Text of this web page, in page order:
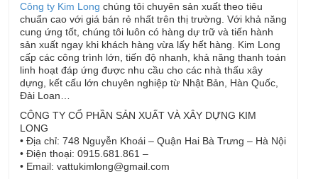
Công ty Kim Long chúng tôi chuyên sản xuất theo tiêu
chuẩn cao với giá bán rẻ nhất trên thị trường. Với khả năng
cung ứng tốt, chúng tôi luôn có hàng dự trữ và tiến hành
sản xuất ngay khi khách hàng vừa lấy hết hàng. Kim Long
cấp các công trình lớn, tiến độ nhanh, khả năng thanh toán
linh hoạt đáp ứng được nhu cầu cho các nhà thấu xây
dựng, kết cấu lớn chuyên nghiệp từ Nhật Bản, Hàn Quốc,
Đài Loan…
CÔNG TY CỔ PHẦN SẢN XUẤT VÀ XÂY DỰNG KIM
LONG
• Địa chỉ: 748 Nguyễn Khoái – Quận Hai Bà Trưng – Hà Nội
• Điện thoại: 0915.681.861 –
• Email: vattukimlong@gmail.com